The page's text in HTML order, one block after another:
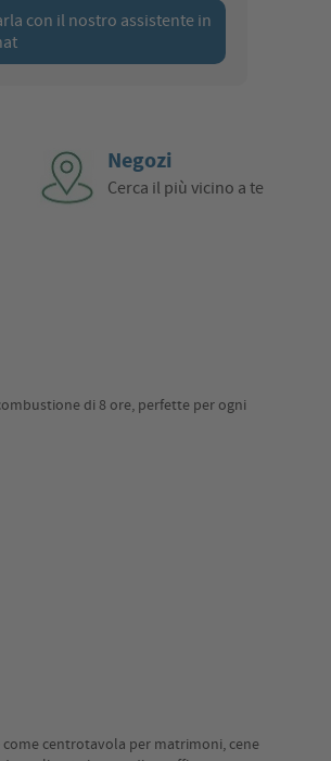
con il nostro assistente in
Negozi
Cerca il più vicino a te
di 8 ore, perfette per ogni
come centrotavola per matrimoni, cene